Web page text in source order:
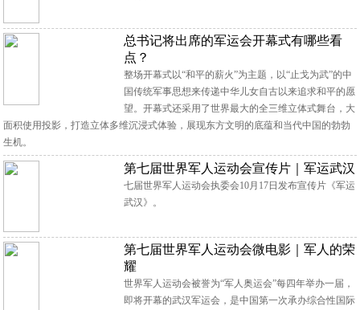
总书记将出席的军运会开幕式有哪些看
点？
整场开幕式以“和平的薪火”为主题，以“止戈为武”的中
国传统军事思想来传递中华儿女自古以来追求和平的愿
望。开幕式还采用了世界最大的全三维立体式舞台，大
面积使用投影，打造立体多维沉浸式体验，展现东方文明的底蕴和当代中国的勃勃
生机。
第七届世界军人运动会宣传片｜军运武汉
七届世界军人运动会执委会10月17日发布宣传片《军运
武汉》。
第七届世界军人运动会微电影｜军人的荣
耀
世界军人运动会被誉为“军人奥运会”每四年举办一届，
即将开幕的武汉军运会，是中国第一次承办综合性国际